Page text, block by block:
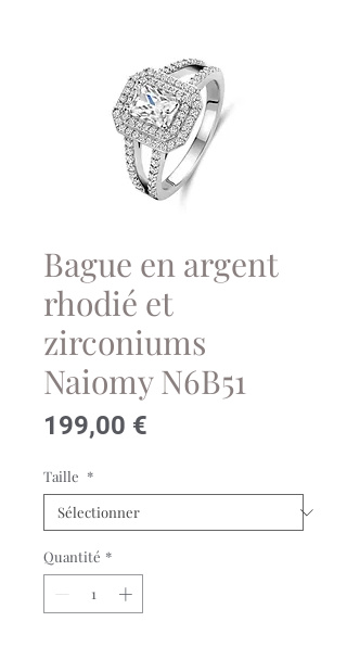
Bague en argent
rhodié et
zirconiums
Naiomy N6B51
199,00 €
Taille *
Quantité *